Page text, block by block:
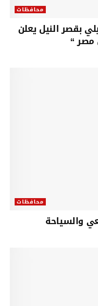
محافظات
بقصر النيل يعلن
مصر “
محافظات
والسياحة